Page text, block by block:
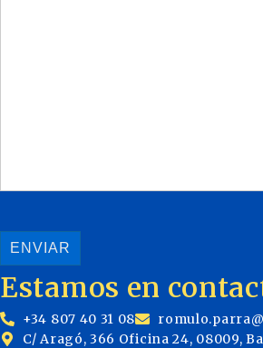
Estamos en
+34 807 40 31 08
C/ Aragó, 366 Oficina 24, 08009,